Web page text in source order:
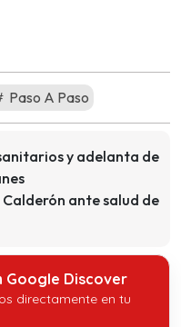
Paso A Paso
y adelanta de
ante salud de
Google Discover
directamente en tu